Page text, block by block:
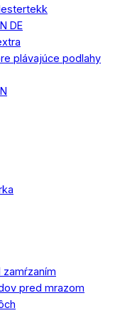
DE
plávajúce podlahy
pred mrazom